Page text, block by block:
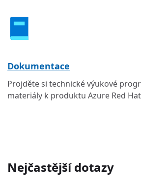
Dokumentace
Projděte si technické výukové
materiály k produktu Azure Red
Nejčastější dotazy